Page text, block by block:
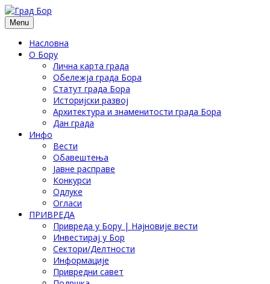
Menu
Насловна
О Бору
Лична карта града
Обележја града Бора
Статут града Бора
Историјски развој
Архитектура и знаменитости града Бора
Дан града
Инфо
Вести
Обавештења
Јавне расправе
Конкурси
Одлуке
Огласи
ПРИВРЕДА
Привреда у Бору | Најновије вести
Инвестирај у Бор
Сектори/Делтности
Информације
Привредни савет